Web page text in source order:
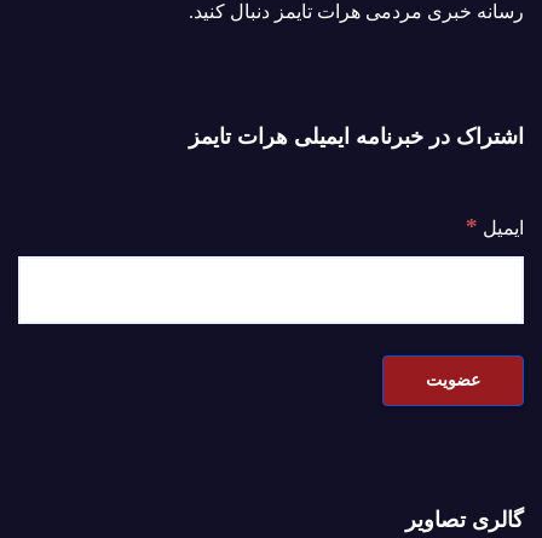
رسانه خبری مردمی هرات تایمز دنبال کنید.
اشتراک در خبرنامه ایمیلی هرات تایمز
ایمیل *
گالری تصاویر